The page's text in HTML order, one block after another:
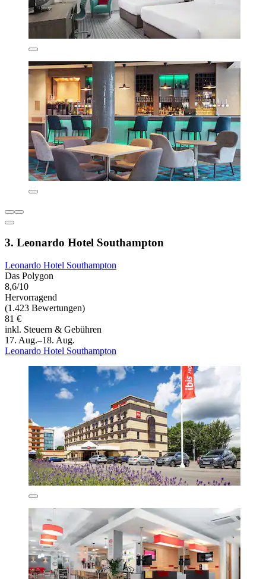
3. Leonardo Hotel Southampton
Leonardo Hotel Southampton
Das Polygon
8,6/10
Hervorragend
(1.423 Bewertungen)
81 €
inkl. Steuern & Gebühren
17. Aug.–18. Aug.
Leonardo Hotel Southampton